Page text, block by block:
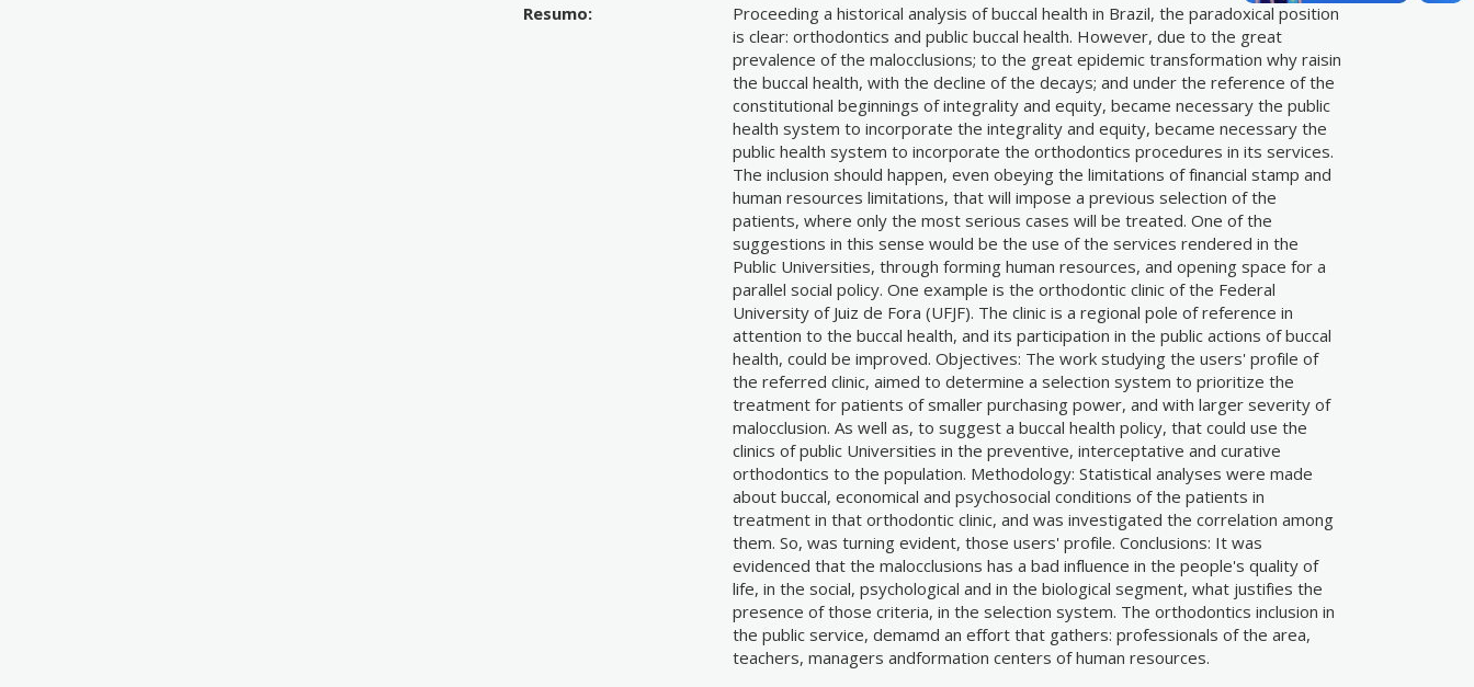
Resumo:
Proceeding a historical analysis of buccal health in Brazil, the paradoxical position
is clear: orthodontics and public buccal health. However, due to the great
prevalence of the malocclusions; to the great epidemic transformation why raisin
the buccal health, with the decline of the decays; and under the reference of the
constitutional beginnings of integrality and equity, became necessary the public
health system to incorporate the integrality and equity, became necessary the
public health system to incorporate the orthodontics procedures in its services.
The inclusion should happen, even obeying the limitations of financial stamp and
human resources limitations, that will impose a previous selection of the
patients, where only the most serious cases will be treated. One of the
suggestions in this sense would be the use of the services rendered in the
Public Universities, through forming human resources, and opening space for a
parallel social policy. One example is the orthodontic clinic of the Federal
University of Juiz de Fora (UFJF). The clinic is a regional pole of reference in
attention to the buccal health, and its participation in the public actions of buccal
health, could be improved. Objectives: The work studying the users' profile of
the referred clinic, aimed to determine a selection system to prioritize the
treatment for patients of smaller purchasing power, and with larger severity of
malocclusion. As well as, to suggest a buccal health policy, that could use the
clinics of public Universities in the preventive, interceptative and curative
orthodontics to the population. Methodology: Statistical analyses were made
about buccal, economical and psychosocial conditions of the patients in
treatment in that orthodontic clinic, and was investigated the correlation among
them. So, was turning evident, those users' profile. Conclusions: It was
evidenced that the malocclusions has a bad influence in the people's quality of
life, in the social, psychological and in the biological segment, what justifies the
presence of those criteria, in the selection system. The orthodontics inclusion in
the public service, demamd an effort that gathers: professionals of the area,
teachers, managers andformation centers of human resources.